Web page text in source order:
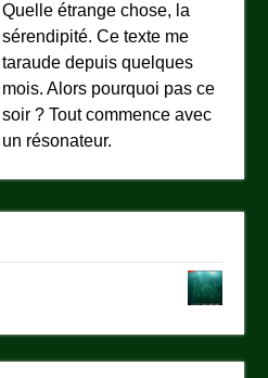
Quelle étrange chose, la
sérendipité. Ce texte me
taraude depuis quelques
mois. Alors pourquoi pas ce
soir ? Tout commence avec
un résonateur.